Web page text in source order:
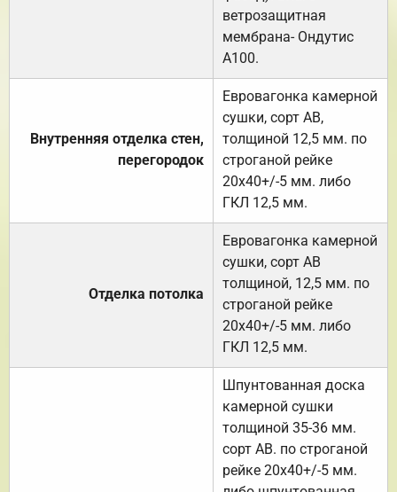
ветрозащитная
мембрана- Ондутис
А100.
Внутренняя отделка стен,
перегородок
Евровагонка камерной
сушки, сорт АВ,
толщиной 12,5 мм. по
строганой рейке
20х40+/-5 мм. либо
ГКЛ 12,5 мм.
Отделка потолка
Евровагонка камерной
сушки, сорт АВ
толщиной, 12,5 мм. по
строганой рейке
20х40+/-5 мм. либо
ГКЛ 12,5 мм.
Шпунтованная доска
камерной сушки
толщиной 35-36 мм.
сорт АВ. по строганой
рейке 20х40+/-5 мм.